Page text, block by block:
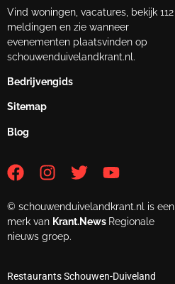
Vind woningen, vacatures, bekijk 112
meldingen en zie wanneer
evenementen plaatsvinden op
schouwenduivelandkrant.nl.
Bedrijvengids
Sitemap
Blog
© schouwenduivelandkrant.nl is een
merk van Krant.News Regionale
nieuws groep.
Restaurants Schouwen-Duiveland